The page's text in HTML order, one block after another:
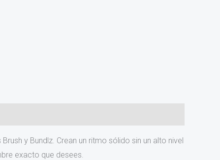
y Bundlz. Crean un ritmo sólido sin un alto nivel
exacto que desees.